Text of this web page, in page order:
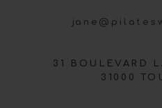
31 BOULEVARD
31000